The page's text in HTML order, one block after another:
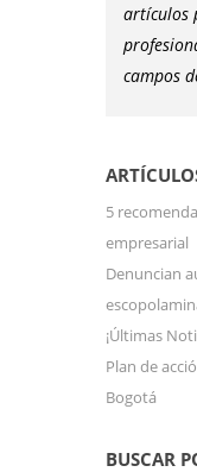
artículos
campos
5
empresarial
Denuncian
¡Últimas
Plan de
Bogotá
BUSCAR